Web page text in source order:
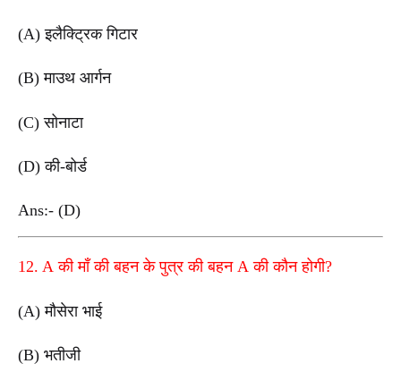
(A) इलैक्ट्रिक गिटार
(B) माउथ आर्गन
(C) सोनाटा
(D) की-बोर्ड
Ans:- (D)
12. A की माँ की बहन के पुत्र की बहन A की कौन होगी?
(A) मौसेरा भाई
(B) भतीजी